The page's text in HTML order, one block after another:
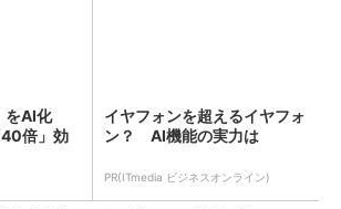
をAI化
倍」効
イヤフォンを超えるイヤフォ
ン？ AI機能の実力は
PR(ITmedia ビジネスオンライン)